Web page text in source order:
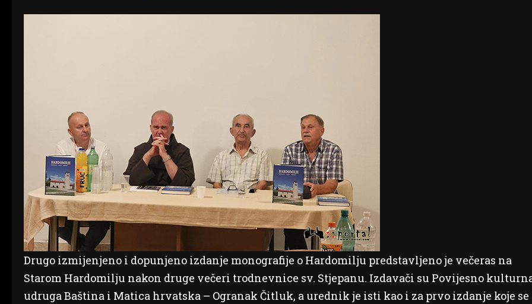
Drugo izmijenjeno i dopunjeno izdanje monografije o Hardomilju predstavljeno je večeras na
Starom Hardomilju nakon druge večeri trodnevnice sv. Stjepanu. Izdavači su Povijesno
udruga Baština i Matica hrvatska – Ogranak Čitluk, a urednik je isti kao i za prvo izdanje koje se